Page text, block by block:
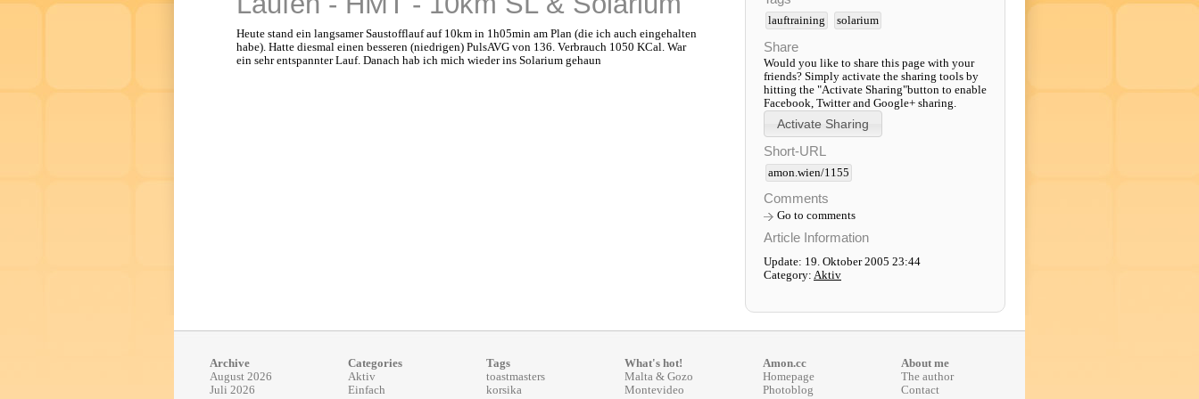
Heute stand ein langsamer Saustofflauf auf 10km in 1h05min am Plan (die ich auch eingehalten
habe). Hatte diesmal einen besseren (niedrigen) PulsAVG von 136. Verbrauch 1050 KCal. War
ein sehr entspannter Lauf. Danach hab ich mich wieder ins Solarium gehaun
lauftraining solarium
Share
Would you like to share this page with your
friends? Simply activate the sharing tools by
hitting the "Activate Sharing"button to enable
Facebook, Twitter and Google+ sharing.
Short-URL
amon.wien/1155
Comments
Go to comments
Article Information
Update: 19. Oktober 2005 23:44
Category: Aktiv
Archive
August 2026
Juli 2026
Categories
Aktiv
Einfach
Tags
toastmasters
korsika
What's hot!
Malta & Gozo
Montevideo
Amon.cc
Homepage
Photoblog
About me
The author
Contact